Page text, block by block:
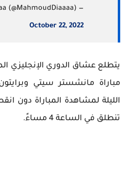
— Mahmoud Diaa (@MahmoudDiaaaa)
October 22, 2022
يتطلع عشاق الدوري الإنجليزي
مباراة مانشستر سيتي
الليلة لمشاهدة المباراة دون
تنطلق في الساعة 4 مساءً.